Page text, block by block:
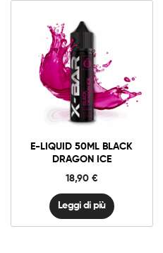
E-LIQUID 50ML BLACK
DRAGON ICE
18,90 €
Leggi di più